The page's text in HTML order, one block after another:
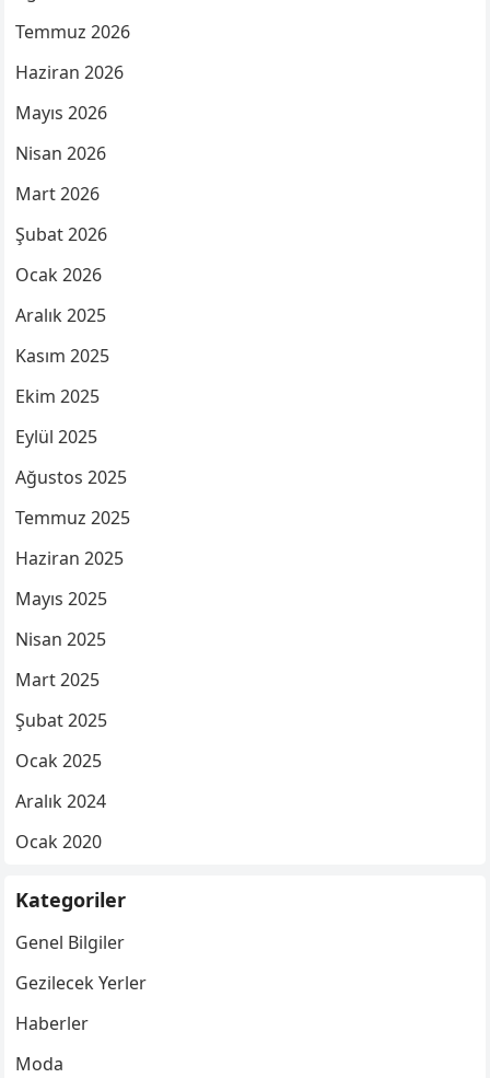
Temmuz 2026
Haziran 2026
Mayıs 2026
Nisan 2026
Mart 2026
Şubat 2026
Ocak 2026
Aralık 2025
Kasım 2025
Ekim 2025
Eylül 2025
Ağustos 2025
Temmuz 2025
Haziran 2025
Mayıs 2025
Nisan 2025
Mart 2025
Şubat 2025
Ocak 2025
Aralık 2024
Ocak 2020
Kategoriler
Genel Bilgiler
Gezilecek Yerler
Haberler
Moda